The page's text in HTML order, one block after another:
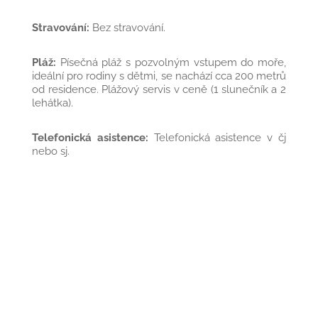
Stravování: Bez stravování.
Pláž: Písečná pláž s pozvolným vstupem do moře,
ideální pro rodiny s dětmi, se nachází cca 200 metrů
od residence. Plážový servis v ceně (1 slunečník a 2
lehátka).
Telefonická asistence: Telefonická asistence v čj
nebo sj.